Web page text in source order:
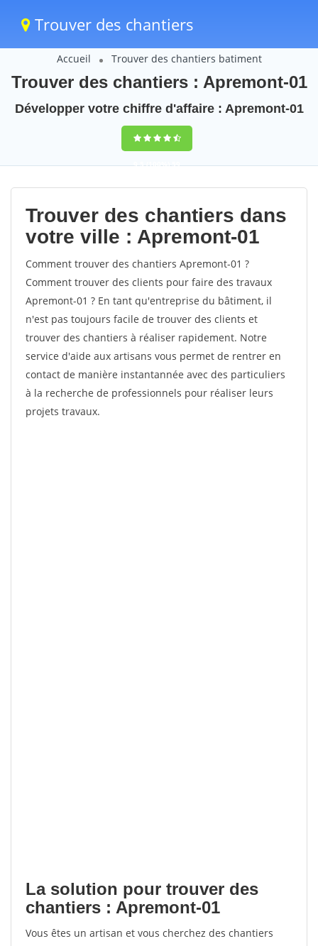
Trouver des chantiers
Accueil Trouver des chantiers batiment
Trouver des chantiers : Apremont-01
Développer votre chiffre d'affaire : Apremont-01
9,5(100%)59
votes
Trouver des chantiers dans
votre ville : Apremont-01
Comment trouver des chantiers Apremont-01 ?
Comment trouver des clients pour faire des travaux
Apremont-01 ? En tant qu'entreprise du bâtiment, il
n'est pas toujours facile de trouver des clients et
trouver des chantiers à réaliser rapidement. Notre
service d'aide aux artisans vous permet de rentrer en
contact de manière instantannée avec des particuliers
à la recherche de professionnels pour réaliser leurs
projets travaux.
La solution pour trouver des
chantiers : Apremont-01
Vous êtes un artisan et vous cherchez des chantiers